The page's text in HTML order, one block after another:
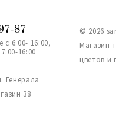
87
с 6:00- 16:00,
16:00
Генерала
38
© 2026
Магазин
цветов и